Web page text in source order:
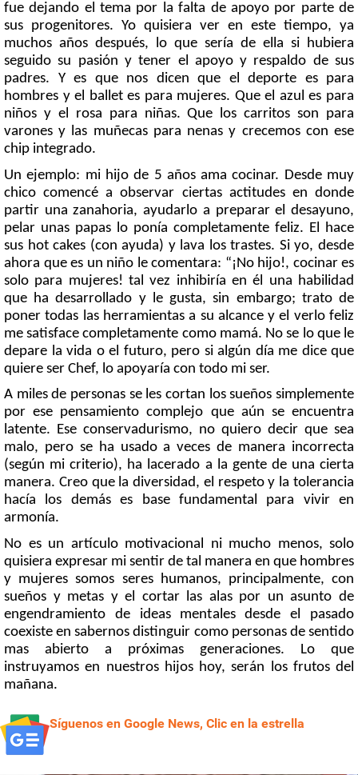
fue dejando el tema por la falta de apoyo por parte de
sus progenitores. Yo quisiera ver en este tiempo, ya
muchos años después, lo que sería de ella si hubiera
seguido su pasión y tener el apoyo y respaldo de sus
padres. Y es que nos dicen que el deporte es para
hombres y el ballet es para mujeres. Que el azul es para
niños y el rosa para niñas. Que los carritos son para
varones y las muñecas para nenas y crecemos con ese
chip integrado.
Un ejemplo: mi hijo de 5 años ama cocinar. Desde muy
chico comencé a observar ciertas actitudes en donde
partir una zanahoria, ayudarlo a preparar el desayuno,
pelar unas papas lo ponía completamente feliz. El hace
sus hot cakes (con ayuda) y lava los trastes. Si yo, desde
ahora que es un niño le comentara: “¡No hijo!, cocinar es
solo para mujeres! tal vez inhibiría en él una habilidad
que ha desarrollado y le gusta, sin embargo; trato de
poner todas las herramientas a su alcance y el verlo feliz
me satisface completamente como mamá. No se lo que le
depare la vida o el futuro, pero si algún día me dice que
quiere ser Chef, lo apoyaría con todo mi ser.
A miles de personas se les cortan los sueños simplemente
por ese pensamiento complejo que aún se encuentra
latente. Ese conservadurismo, no quiero decir que sea
malo, pero se ha usado a veces de manera incorrecta
(según mi criterio), ha lacerado a la gente de una cierta
manera. Creo que la diversidad, el respeto y la tolerancia
hacía los demás es base fundamental para vivir en
armonía.
No es un artículo motivacional ni mucho menos, solo
quisiera expresar mi sentir de tal manera en que hombres
y mujeres somos seres humanos, principalmente, con
sueños y metas y el cortar las alas por un asunto de
engendramiento de ideas mentales desde el pasado
coexiste en sabernos distinguir como personas de sentido
mas abierto a próximas generaciones. Lo que
instruyamos en nuestros hijos hoy, serán los frutos del
mañana.
Síguenos en Google News, Clic en la estrella